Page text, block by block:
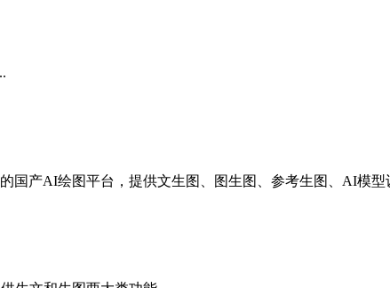
产AI绘图平台，提供文生图、图生图、参考生图、AI模型